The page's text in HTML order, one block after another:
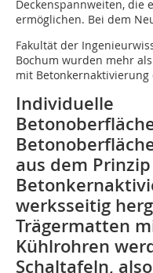
Deckenspannweiten, die
ermöglichen. Bei dem
Fakultät der
Bochum wurden mehr
mit Betonkernaktivierung
Individuelle
aus dem
werksseitig
Trägermatten
Kühlrohren
Schaltafeln,